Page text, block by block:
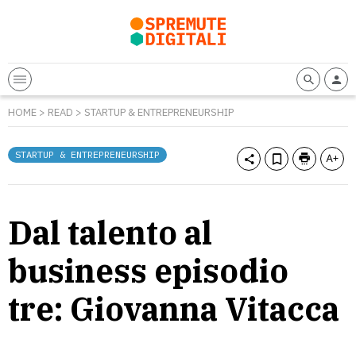
HOME > READ > STARTUP & ENTREPRENEURSHIP
STARTUP & ENTREPRENEURSHIP
Dal talento al
business episodio
tre: Giovanna Vitacca